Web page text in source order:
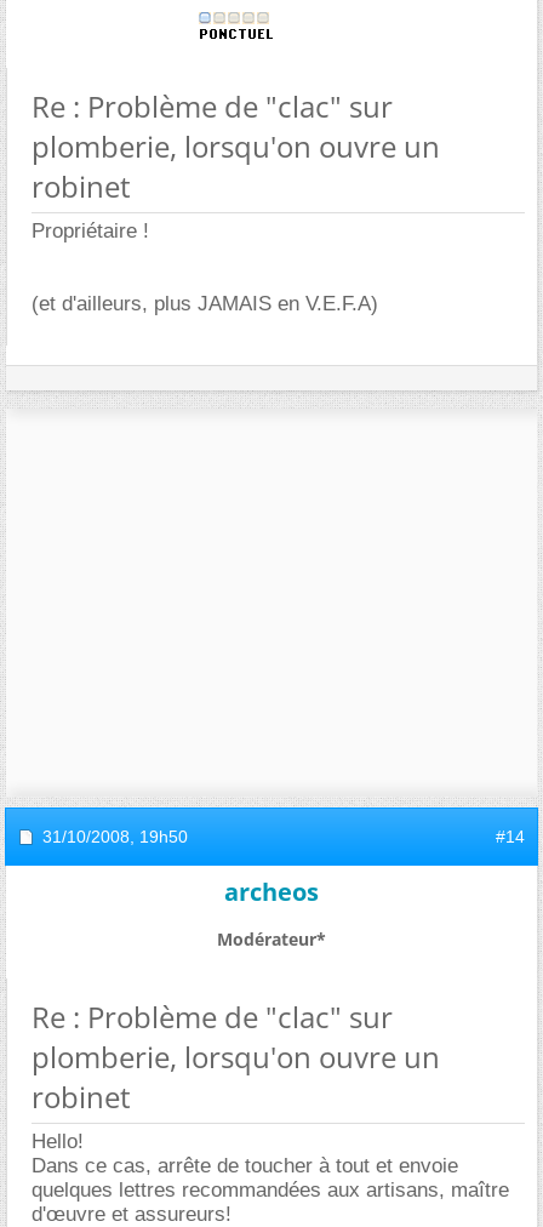
Re : Problème de "clac" sur
plomberie, lorsqu'on ouvre un
robinet
Propriétaire !
(et d'ailleurs, plus JAMAIS en V.E.F.A)
31/10/2008, 19h50 #14
archeos
Modérateur*
Re : Problème de "clac" sur
plomberie, lorsqu'on ouvre un
robinet
Hello!
Dans ce cas, arrête de toucher à tout et envoie
quelques lettres recommandées aux artisans, maître
d'œuvre et assureurs!